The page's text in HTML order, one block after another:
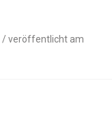
/ veröffentlicht am